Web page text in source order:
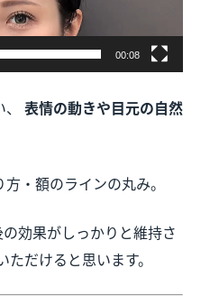
00:08
表情の動きや目元の自然
・額のラインの丸み。
効果がしっかりと維持さ
だけると思います。